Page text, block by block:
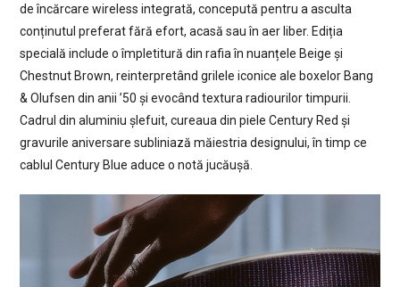
de încărcare wireless integrată, concepută pentru a asculta
conținutul preferat fără efort, acasă sau în aer liber. Ediția
specială include o împletitură din rafia în nuanțele Beige și
Chestnut Brown, reinterpretând grilele iconice ale boxelor Bang
& Olufsen din anii ’50 și evocând textura radiourilor timpurii.
Cadrul din aluminiu șlefuit, cureaua din piele Century Red și
gravurile aniversare subliniază măiestria designului, în timp ce
cablul Century Blue aduce o notă jucăușă.